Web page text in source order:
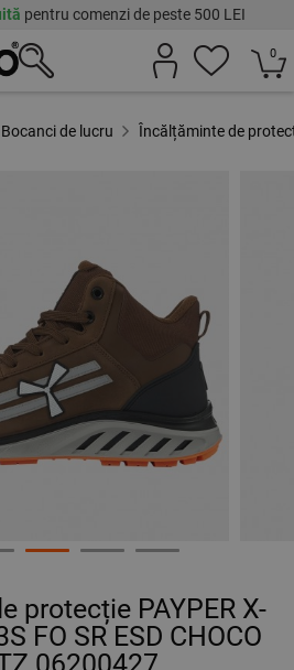
pentru comenzi de peste 500 LEI
0
Bocanci de lucru Încălțăminte de
protecție PAYPER X-
FO SR ESD CHOCO